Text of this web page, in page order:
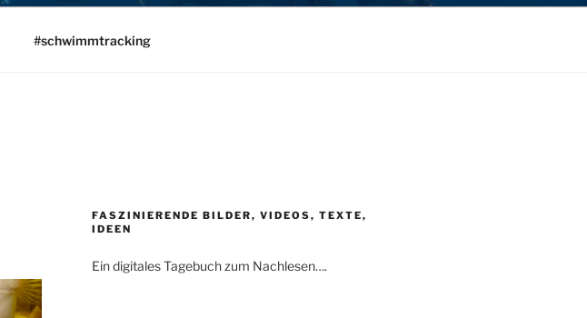
#schwimmtracking
FASZINIERENDE BILDER, VIDEOS, TEXTE,
IDEEN
Ein digitales Tagebuch zum Nachlesen….